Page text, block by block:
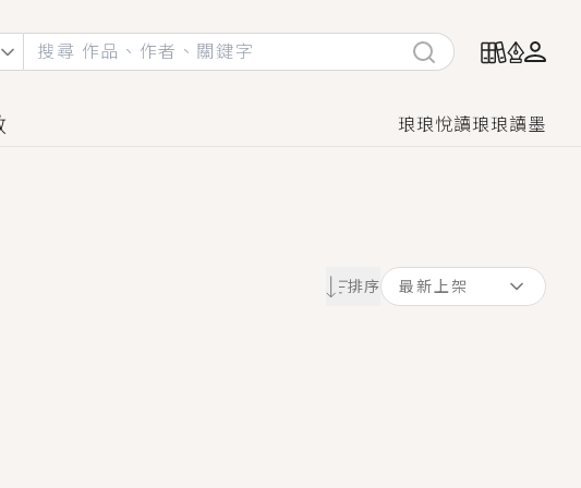
琅琅悅讀琅琅讀墨
別戀，她頭也不回找新歡，他居然還後悔了？
推純愛GL漫畫！
〃°ω°〃)♡→
屍櫃？！
自主追逐著她……
排序 最新上架